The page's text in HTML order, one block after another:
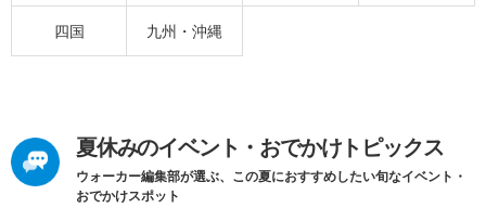
四国 九州・沖縄
夏休みのイベント・おでかけトピックス
ウォーカー編集部が選ぶ、この夏におすすめしたい旬なイベント・
おでかけスポット